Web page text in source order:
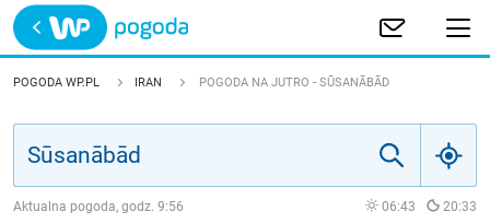
Trwa ładowanie
POLSKA
POGODA WP.PL IRAN POGODA NA JUTRO - SŪSANĀBĀD
Aktualna pogoda, godz. 9:56 06:43 20:33